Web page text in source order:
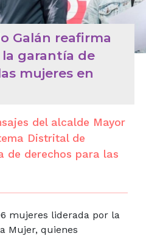
Galán reafirma
garantía de
mujeres en
del alcalde Mayor
Distrital de
de derechos para las
mujeres liderada por la
Mujer, quienes